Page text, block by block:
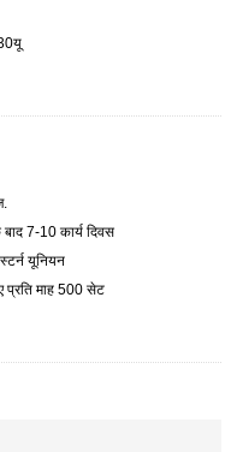
7-10 कार्य दिवस
यूनियन
प्रति माह 500 सेट